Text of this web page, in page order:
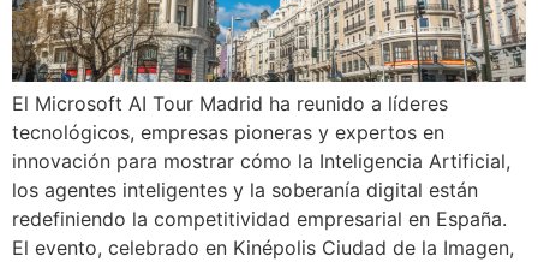
El Microsoft AI Tour Madrid ha reunido a líderes
tecnológicos, empresas pioneras y expertos en
innovación para mostrar cómo la Inteligencia Artificial,
los agentes inteligentes y la soberanía digital están
redefiniendo la competitividad empresarial en España.
El evento, celebrado en Kinépolis Ciudad de la Imagen,